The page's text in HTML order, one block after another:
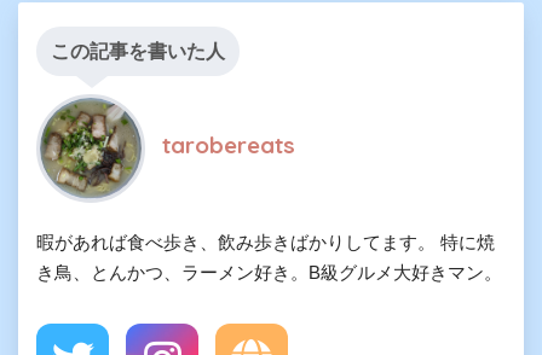
この記事を書いた人
tarobereats
暇があれば食べ歩き、飲み歩きばかりしてます。 特に焼
き鳥、とんかつ、ラーメン好き。B級グルメ大好きマン。